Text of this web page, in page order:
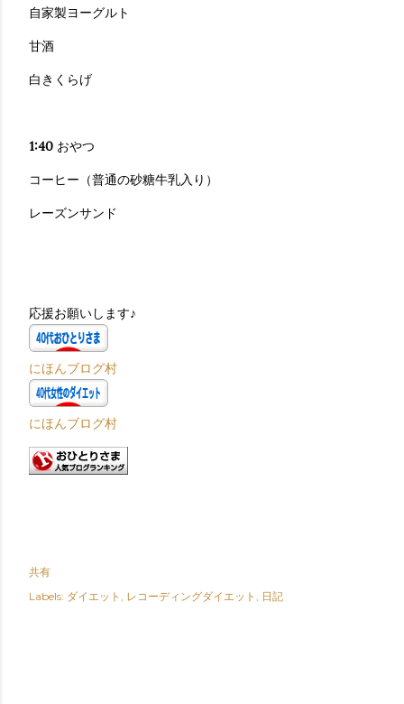
自家製ヨーグルト
甘酒
白きくらげ
1:40 おやつ
コーヒー（普通の砂糖牛乳入り）
レーズンサンド
応援お願いします♪
にほんブログ村
にほんブログ村
共有
Labels: ダイエット レコーディングダイエット 日記